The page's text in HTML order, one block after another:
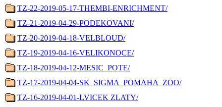
TZ-22-2019-05-17-THEMBI-ENRICHMENT/
TZ-21-2019-04-29-PODEKOVANI/
TZ-20-2019-04-18-VELBLOUD/
TZ-19-2019-04-16-VELIKONOCE/
TZ-18-2019-04-12-MESIC_POTE/
TZ-17-2019-04-04-SK_SIGMA_POMAHA_ZOO/
TZ-16-2019-04-01-LVICEK ZLATY/